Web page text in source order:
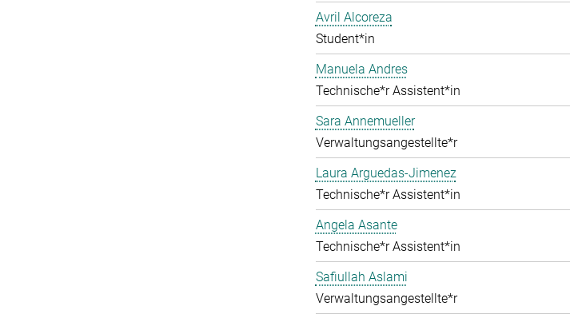
Avril Alcoreza
Student*in
Manuela Andres
Technische*r Assistent*in
Sara Annemueller
Verwaltungsangestellte*r
Laura Arguedas-Jimenez
Technische*r Assistent*in
Angela Asante
Technische*r Assistent*in
Safiullah Aslami
Verwaltungsangestellte*r